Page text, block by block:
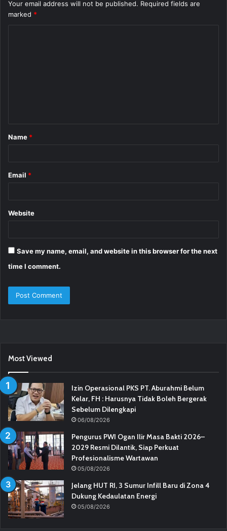
Your email address will not be published. Required fields are
marked *
*
Name *
Email *
Website
Save my name, email, and website in this browser for the next
time I comment.
Most Viewed
Izin Operasional PKS PT. Aburahmi Belum
Kelar, FH : Harusnya Tidak Boleh Bergerak
Sebelum Dilengkapi
06/08/2026
Pengurus PWI Ogan Ilir Masa Bakti 2026–
2029 Resmi Dilantik, Siap Perkuat
Profesionalisme Wartawan
05/08/2026
Jelang HUT RI, 3 Sumur Infill Baru di Zona 4
Dukung Kedaulatan Energi
05/08/2026